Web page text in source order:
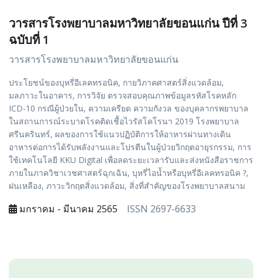
วารสารโรงพยาบาลมหาวิทยาลัยขอนแก่น ปีที่ 3
ฉบับที่ 1
วารสารโรงพยาบาลมหาวิทยาลัยขอนแก่น
ประโยชน์ของบุหรี่อีเลคทรอนิค, กายวิภาคศาสตร์สิ่งแวดล้อม,
มลภาวะในอาคาร, การวิจัย ตรวจสอบคุณภาพข้อมูลรหัสโรคหลัก
ICD-10 กรณีผู้ป่วยใน, ความเครียด ความกังวล ของบุคลากรพยาบาล
ในสถานการณ์ระบาดโรคติดเชื้อไวรัสโคโรนา 2019 โรงพยาบาล
ศรีนครินทร์, ผลของการใช้แนวปฏิบัติการให้อาหารผ่านทางเดิน
อาหารต่อการได้รับพลังงานและโปรตีนในผู้ป่วยวิกฤตอายุรกรรม, การ
ใช้เทคโนโลยี KKU Digital เพื่อลดระยะเวลารับและส่งหนังสือราชการ
ภายในภาควิชาเวชศาสตร์ฉุกเฉิน, บุหรี่ไอน้ำหรือบุหรี่อีเลคทรอนิค ?,
ฝนเหลือง, ภาวะวิกฤตสิ่งแวดล้อม, สิ่งที่สำคัญของโรงพยาบาลสนาม
มกราคม - มีนาคม 2565 ISSN 2697-6633